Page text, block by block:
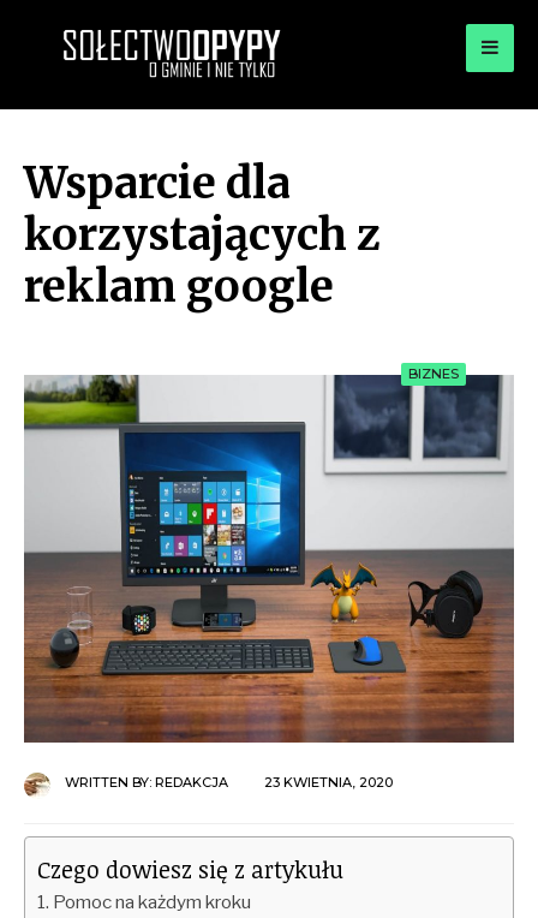
OPYPY.PL
Wsparcie dla
korzystających z
reklam google
BIZNES
WRITTEN BY: REDAKCJA 23 KWIETNIA, 2020
Czego dowiesz się z artykułu
Pomoc na każdym kroku